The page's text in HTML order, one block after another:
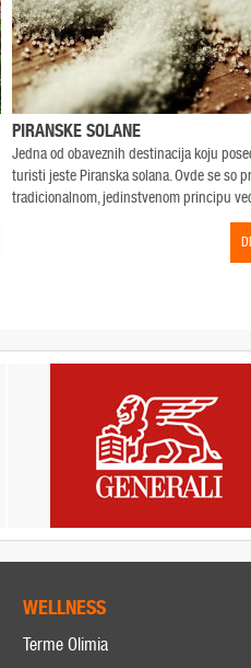
PIRANSKE SOLANE
Jedna od obaveznih destinacija koju
turisti jeste Piranska solana. Ovde se so
tradicionalnom, jedinstvenom principu
WELLNESS
Terme Olimia